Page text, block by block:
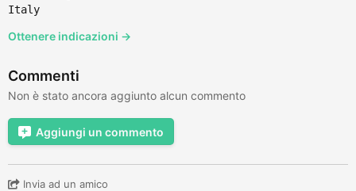
Italy
Ottenere indicazioni →
Commenti
Non è stato ancora aggiunto alcun commento
Aggiungi un commento
Invia ad un amico